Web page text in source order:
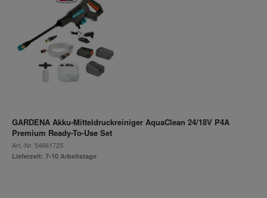
GARDENA Akku-Mitteldruckreiniger AquaClean 24/18V P4A
Premium Ready-To-Use Set
Art.-Nr. 54661725
Lieferzeit: 7-10 Arbeitstage